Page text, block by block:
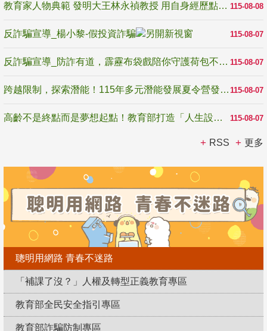
115-08-08
教育家人物典範 發明大王林永禎教授 用自身經歷點亮學生的路
115-08-07
反詐騙宣導_楊小黎-假投資詐騙
115-08-07
反詐騙宣導_防詐有道，霹靂布袋戲陪你守護荷包不受騙
115-08-07
跨越限制，探索潛能！115年多元潛能發展夏令營發掘生命無限可能
115-08-07
高齡不是終點而是夢想起點！教育部打造「人生設計夢工場」 參展第3屆高齡健康產業博覽會
RSS 更多
聰明用網路 青春不迷路
「補課了沒？」人權及轉型正義教育專區
教育部全民安全指引專區
教育部詐騙防制專區